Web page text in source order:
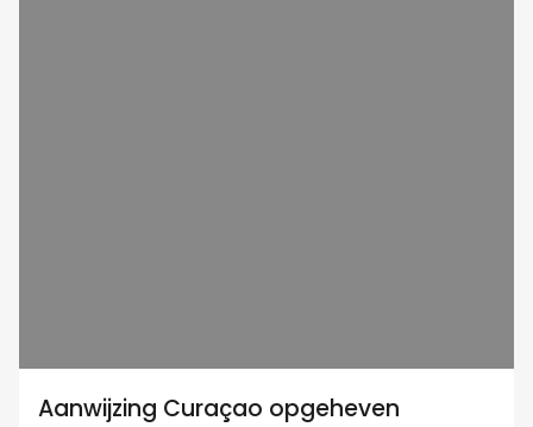
Aanwijzing Curaçao opgeheven